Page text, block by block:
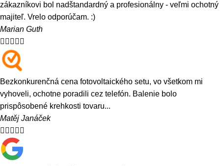
zákazníkovi bol nadštandardný a profesionálny - veľmi ochotný
majiteľ. Vrelo odporúčam. :)
Marian Guth
    
Bezkonkurenčná cena fotovoltaického setu, vo všetkom mi
vyhoveli, ochotne poradili cez telefón. Balenie bolo
prispôsobené krehkosti tovaru...
Matěj Janáček
    